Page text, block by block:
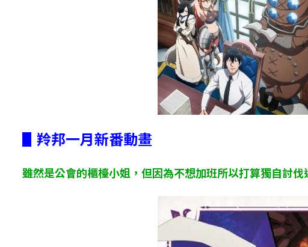
▋羚邦一月新番動畫
雖然是公會的櫃檯小姐，但因為不想加班所以打算獨自討伐